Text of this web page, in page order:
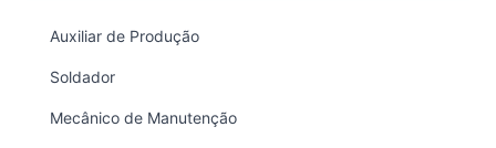
Auxiliar de Produção
Soldador
Mecânico de Manutenção